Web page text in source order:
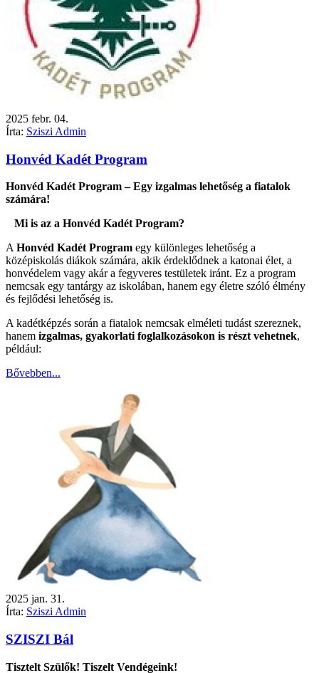
2025 febr. 04.
Írta: Sziszi Admin
Honvéd Kadét Program
Honvéd Kadét Program – Egy izgalmas lehetőség a fiatalok
számára!
Mi is az a Honvéd Kadét Program?
A Honvéd Kadét Program egy különleges lehetőség a
középiskolás diákok számára, akik érdeklődnek a katonai élet, a
honvédelem vagy akár a fegyveres testületek iránt. Ez a program
nemcsak egy tantárgy az iskolában, hanem egy életre szóló élmény
és fejlődési lehetőség is.
A kadétképzés során a fiatalok nemcsak elméleti tudást szereznek,
hanem izgalmas, gyakorlati foglalkozásokon is részt vehetnek,
például:
Bővebben...
2025 jan. 31.
Írta: Sziszi Admin
SZISZI Bál
Tisztelt Szülők! Tiszelt Vendégeink!